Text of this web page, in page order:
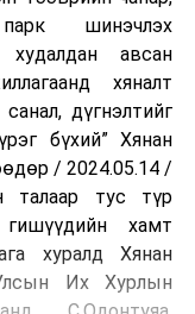
шинэчлэх
авсан
хяналт
дүгнэлтийг
бүхий” Хянан
/ 2024.05.14 /
талаар тус түр
хамт
хуралд Хянан
Их Хурлын